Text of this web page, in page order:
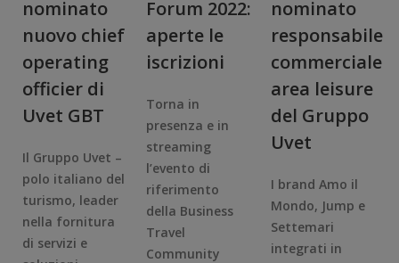
nominato
nuovo chief
operating
officier di
Uvet GBT
Il Gruppo Uvet –
polo italiano del
turismo, leader
nella fornitura
di servizi e
Forum 2022:
aperte le
iscrizioni
Torna in
presenza e in
streaming
l’evento di
riferimento
della Business
Travel
Community
nominato
responsabile
commerciale
area leisure
del Gruppo
Uvet
I brand Amo il
Mondo, Jump e
Settemari
integrati in